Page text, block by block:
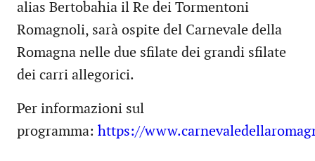
alias Bertobahia il Re dei Tormentoni
Romagnoli, sarà ospite del Carnevale della
Romagna nelle due sfilate dei grandi sfilate
dei carri allegorici.
Per informazioni sul
programma: https://